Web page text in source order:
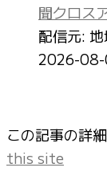
聞クロス
配信元:
2026-
この記事の詳
this site